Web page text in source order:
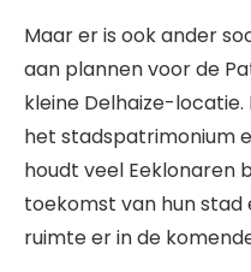
Maar er is ook ander
aan plannen voor de
kleine Delhaize-
het stadspatrimonium
houdt veel Eeklonaren
toekomst van hun
ruimte er in de